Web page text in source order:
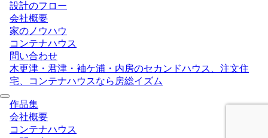
設計のフロー
会社概要
家のノウハウ
コンテナハウス
問い合わせ
木更津・君津・袖ケ浦・内房のセカンドハウス、注文住
宅、コンテナハウスなら房総イズム
作品集
会社概要
コンテナハウス